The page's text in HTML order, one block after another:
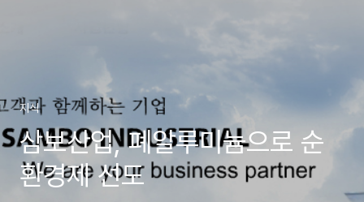
지식
삼보산업, 폐알루미늄으로 순
환경제 선도